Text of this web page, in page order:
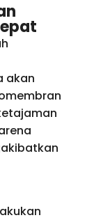
akan